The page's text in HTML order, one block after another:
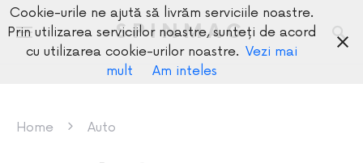
SPINMAG
Home Auto
Cookie-urile ne ajută să livrăm serviciile noastre.
Prin utilizarea serviciilor noastre, sunteți de acord
cu utilizarea cookie-urilor noastre. Vezi mai
mult
Am inteles